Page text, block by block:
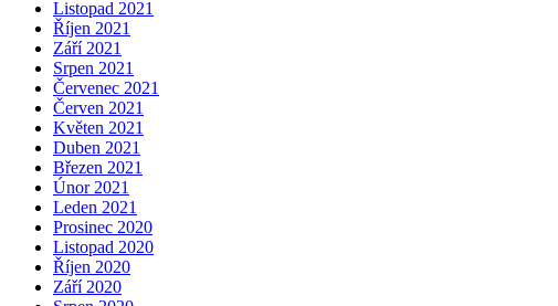
Listopad 2021
Říjen 2021
Září 2021
Srpen 2021
Červenec 2021
Červen 2021
Květen 2021
Duben 2021
Březen 2021
Únor 2021
Leden 2021
Prosinec 2020
Listopad 2020
Říjen 2020
Září 2020